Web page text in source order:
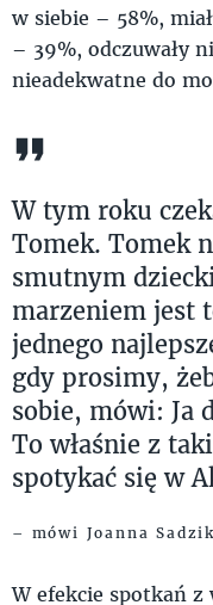
w siebie – 58%,
– 39%, odczuwały
nieadekwatne do
W tym roku
Tomek. Tomek
smutnym
marzeniem jest
jednego
gdy prosimy,
sobie, mówi: Ja
To właśnie z
spotykać się w
– mówi Joanna
W efekcie spotkań